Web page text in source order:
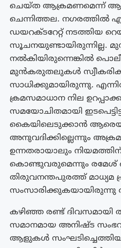
ചെയ്‌ത ആക്രമണമെന്ന്
ചെന്നിത്തല. നഗരത്തിൽ
ഡയറക്‌ടറേറ്റ് നടത്തിയ
സൂചനയുണ്ടായിരുന്നില്ല.
നൽകിയിരുന്നെങ്കിൽ
മുൻകരുതലുകൾ
സാധിക്കുമായിരുന്നു.
ക്രമസമാധാന നില
സമയോചിതമായി
കൈയിലെടുക്കാൻ
അനുവദിക്കില്ലെന്നും
ഉന്നതരായാലും
കൊണ്ടുവരുമെന്നും രമേശ്
തിരുവനന്തപുരത്ത് മാധ്യമ
സംസാരിക്കുകയായിരുന്നു
കഴിഞ്ഞ രണ്ട്
സമാനമായ അനിഷ്‌ട
ആളുകൾ